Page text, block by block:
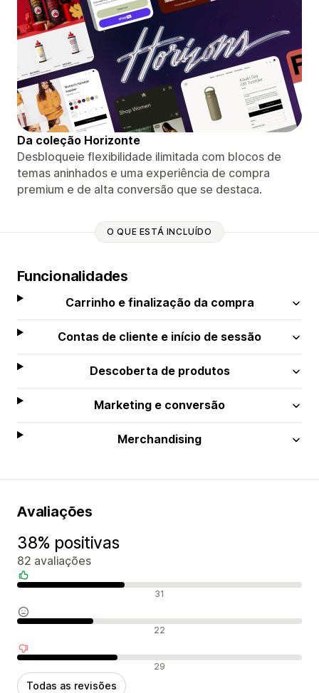
Da coleção Horizonte
Desbloqueie flexibilidade ilimitada com blocos de
temas aninhados e uma experiência de compra
premium e de alta conversão que se destaca.
O QUE ESTÁ INCLUÍDO
Funcionalidades
Carrinho e finalização da compra
Contas de cliente e início de sessão
Descoberta de produtos
Marketing e conversão
Merchandising
Avaliações
38% positivas
82 avaliações
Avaliações positivas 31
Avaliações neutras 22
Avaliações negativas 29
Todas as revisões